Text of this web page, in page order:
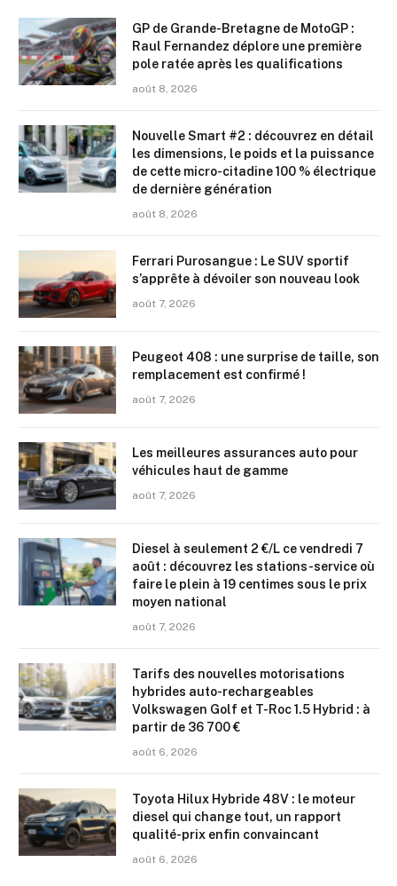
GP de Grande-Bretagne de MotoGP :
Raul Fernandez déplore une première
pole ratée après les qualifications
août 8, 2026
Nouvelle Smart #2 : découvrez en détail
les dimensions, le poids et la puissance
de cette micro-citadine 100 % électrique
de dernière génération
août 8, 2026
Ferrari Purosangue : Le SUV sportif
s’apprête à dévoiler son nouveau look
août 7, 2026
Peugeot 408 : une surprise de taille, son
remplacement est confirmé !
août 7, 2026
Les meilleures assurances auto pour
véhicules haut de gamme
août 7, 2026
Diesel à seulement 2 €/L ce vendredi 7
août : découvrez les stations-service où
faire le plein à 19 centimes sous le prix
moyen national
août 7, 2026
Tarifs des nouvelles motorisations
hybrides auto-rechargeables
Volkswagen Golf et T-Roc 1.5 Hybrid : à
partir de 36 700 €
août 6, 2026
Toyota Hilux Hybride 48V : le moteur
diesel qui change tout, un rapport
qualité-prix enfin convaincant
août 6, 2026